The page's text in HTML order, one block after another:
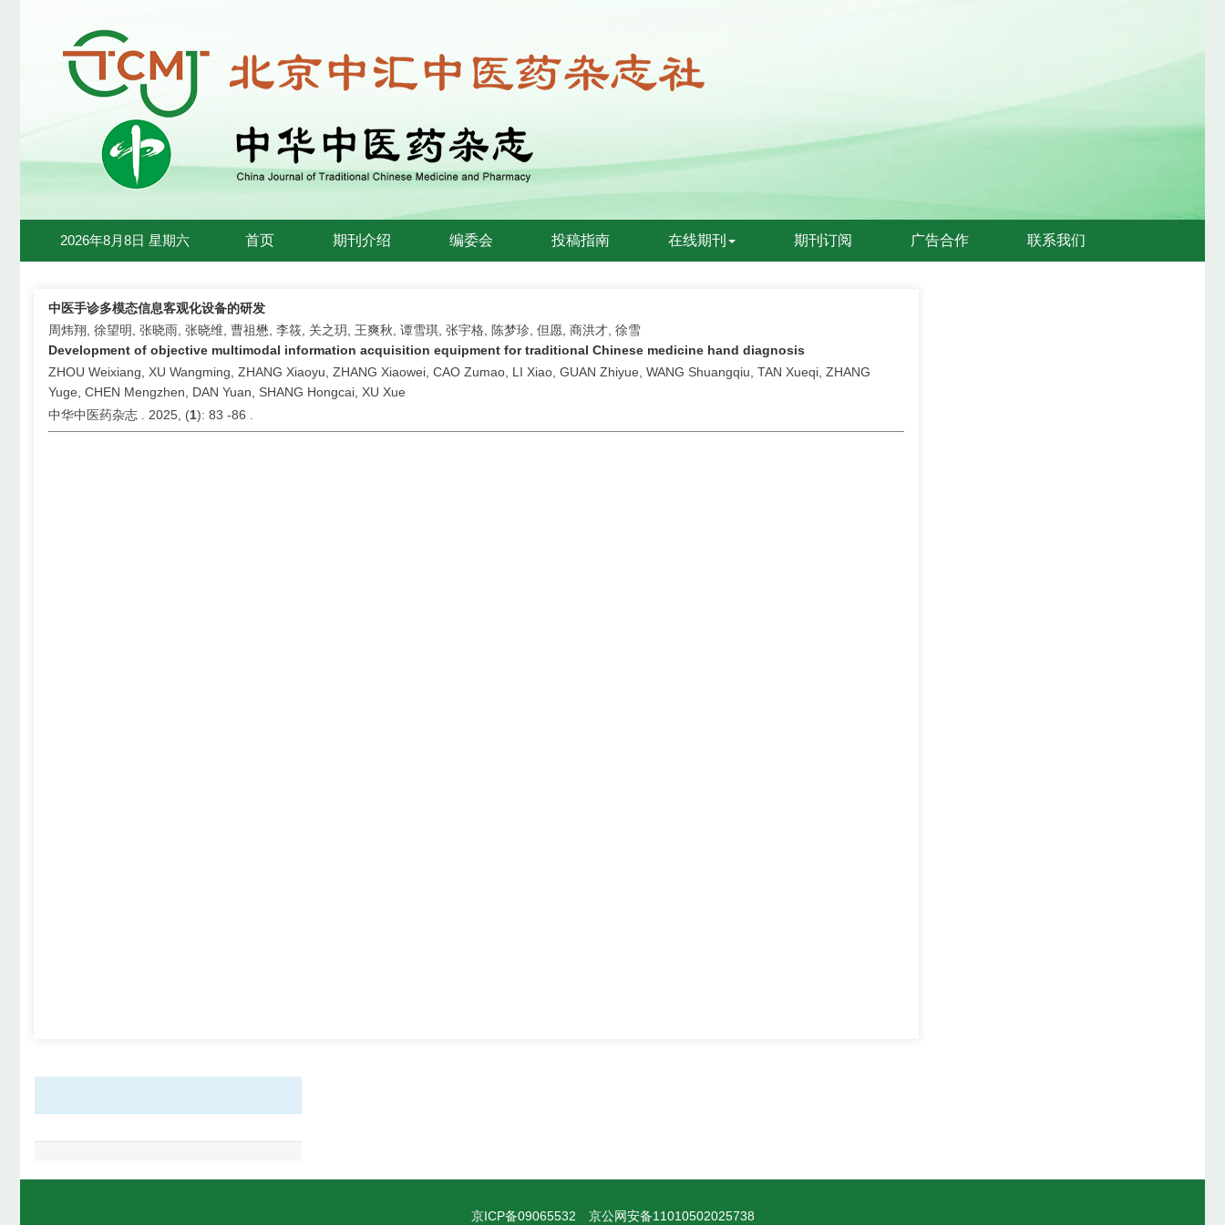
2026年8月8日 星期六 首页 期刊介绍 编委会 投稿指南 在线期刊 期刊订阅 广告合作 联系我们
中医手诊多模态信息客观化设备的研发
周炜翔, 徐望明, 张晓雨, 张晓维, 曹祖懋, 李筱, 关之玥, 王爽秋, 谭雪琪, 张宇格, 陈梦珍, 但愿, 商洪才, 徐雪
Development of objective multimodal information acquisition equipment for traditional Chinese medicine hand diagnosis
ZHOU Weixiang, XU Wangming, ZHANG Xiaoyu, ZHANG Xiaowei, CAO Zumao, LI Xiao, GUAN Zhiyue, WANG Shuangqiu, TAN Xueqi, ZHANG
Yuge, CHEN Mengzhen, DAN Yuan, SHANG Hongcai, XU Xue
中华中医药杂志 . 2025, (1): 83 -86 .
京ICP备09065532 京公网安备11010502025738